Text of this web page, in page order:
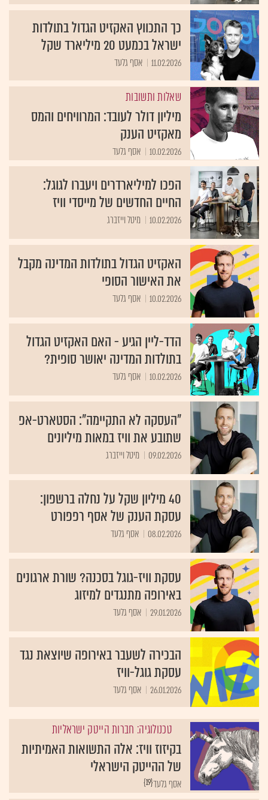
כך התכווץ האקזיט הגדול בתולדות
ישראל בכמעט 20 מיליארד שקל
11.02.2026 אסף גלעד
שאלות ותשובות
מיליון דולר לעובד: המרוויחים והמס
מאקזיט הענק
10.02.2026 אסף גלעד
הפכו למיליארדרים ויעברו לגוגל:
החיים החדשים של מייסדי וויז
10.02.2026 מיטל וייזברג
האקזיט הגדול בתולדות המדינה מקבל
את האישור הסופי
10.02.2026 אסף גלעד
הדד-ליין הגיע - האם האקזיט הגדול
בתולדות המדינה יאושר סופית?
10.02.2026 אסף גלעד
"העסקה לא התקיימה": הסטארט-אפ
שתובע את וויז במאות מיליונים
09.02.2026 מיטל וייזברג
40 מיליון שקל על נחלה ברשפון:
עסקת הענק של אסף רפפורט
08.02.2026 אסף גלעד
עסקת וויז-גוגל בסכנה? שורת ארגונים
באירופה מתנגדים למיזוג
29.01.2026 אסף גלעד
הבכירה לשעבר באירופה שיוצאת נגד
עסקת גוגל-וויז
26.01.2026 אסף גלעד
טכנולוגיה: חברות הייטק ישראליות
בקיזוז וויז: אלה התשואות האמיתיות
של ההייטק הישראלי
{19}אסף גלעד